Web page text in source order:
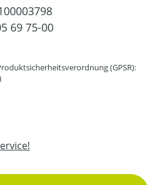
69 75-00
(GPSR):